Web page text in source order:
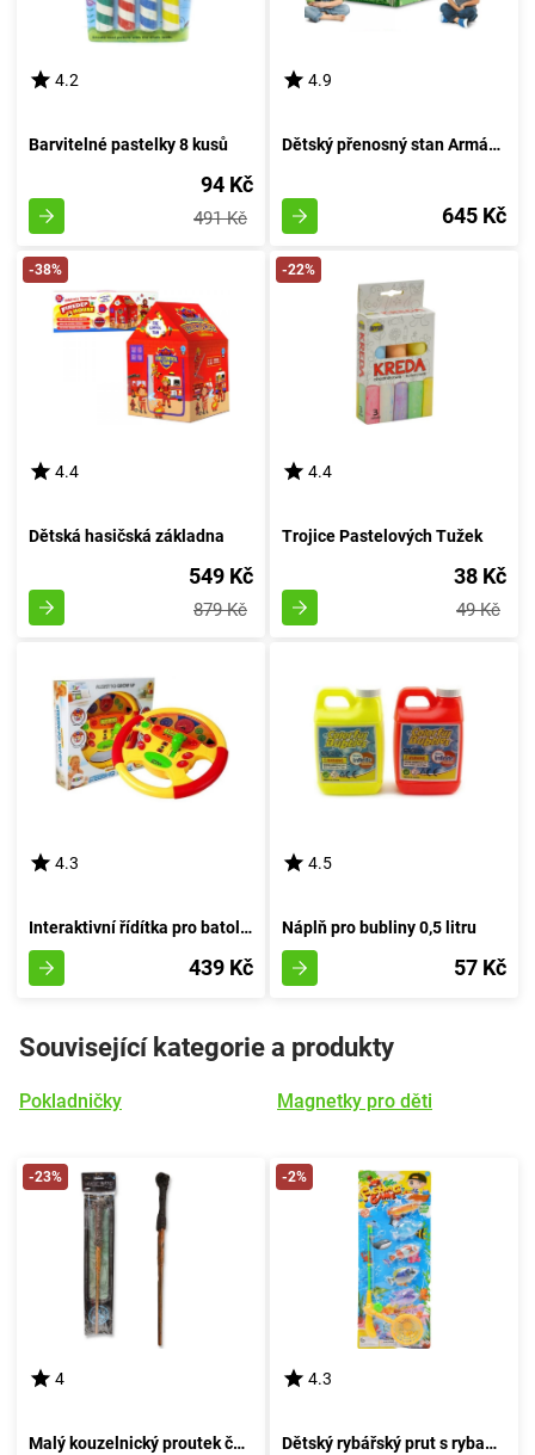
4.2
Barvitelné pastelky 8 kusů
94 Kč
491 Kč
4.9
Dětský přenosný stan Armádní obydlí
645 Kč
-38%
4.4
Dětská hasičská základna
549 Kč
879 Kč
-22%
4.4
Trojice Pastelových Tužek
38 Kč
49 Kč
4.3
Interaktivní řídítka pro batolata s zvukovými a světelnými efekty
439 Kč
4.5
Náplň pro bubliny 0,5 litru
57 Kč
Související kategorie a produkty
Pokladničky Magnetky pro děti
-23%
4
Malý kouzelnický proutek čarovníka
-2%
4.3
Dětský rybářský prut s rybami a loďkou